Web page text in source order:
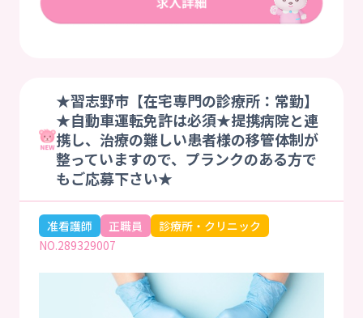
★習志野市【在宅専門の診療所：常勤】
★自動車運転免許は必須★提携病院と連
携し、治療の難しい患者様の移管体制が
整っていますので、プランクのある方で
もご応募下さい★
准看護師 正職員
診療所・クリニック
NO.289329007